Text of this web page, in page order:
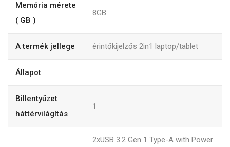
Memória mérete
( GB )
8GB
A termék jellege érintőkijelzős 2in1 laptop/tablet
Állapot
Billentyűzet
háttérvilágítás
1
2xUSB 3.2 Gen 1 Type-A with Power